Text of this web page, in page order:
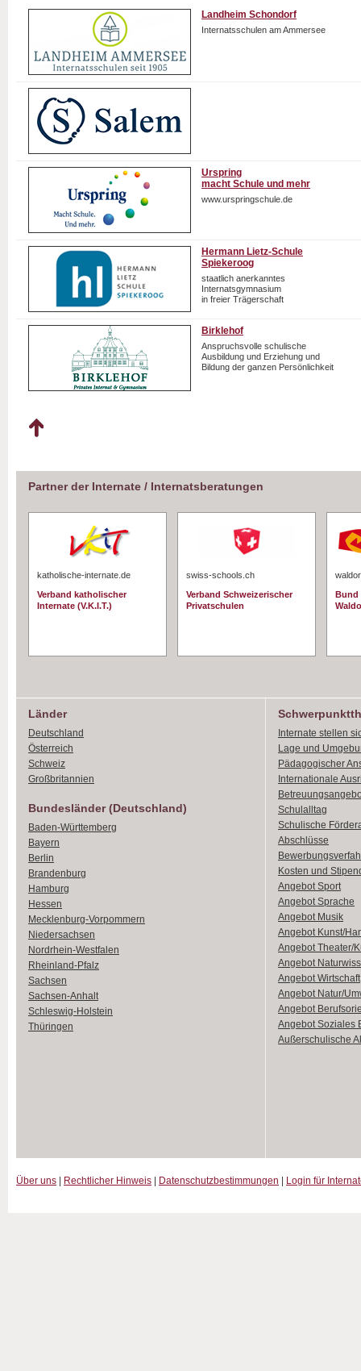
Landheim Schondorf
Internatsschulen am Ammersee
Urspring
macht Schule und mehr
www.urspringschule.de
Hermann Lietz-Schule
Spiekeroog
staatlich anerkanntes
Internatsgymnasium
in freier Trägerschaft
Birklehof
Anspruchsvolle schulische
Ausbildung und Erziehung und
Bildung der ganzen Persönlichkeit
Partner der Internate / Internatsberatungen
katholische-internate.de
Verband katholischer
Internate (V.K.I.T.)
swiss-schools.ch
Verband Schweizerischer
Privatschulen
Bund
Länder
Deutschland
Österreich
Schweiz
Großbritannien
Bundesländer (Deutschland)
Baden-Württemberg
Bayern
Berlin
Brandenburg
Hamburg
Hessen
Mecklenburg-Vorpommern
Niedersachsen
Nordrhein-Westfalen
Rheinland-Pfalz
Sachsen
Sachsen-Anhalt
Schleswig-Holstein
Thüringen
Internate stellen
Lage und
Pädagogischer
Internationale
Schulalltag
Schulische
Abschlüsse
Kosten und
Angebot Sport
Angebot Sprache
Angebot Musik
Angebot Kunst/
Angebot Theater/
Angebot
Angebot Wirtschaft
Angebot Natur/
Angebot
Angebot Soziales
Außerschulische
Über uns Rechtlicher Hinweis Datenschutzbestimmungen Login für